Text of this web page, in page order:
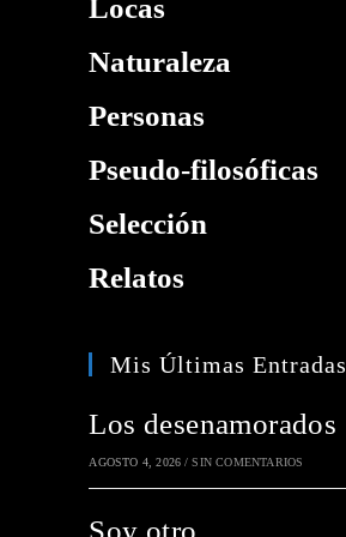
Locas
Naturaleza
Personas
Pseudo-filosóficas
Selección
Relatos
Mis Últimas Entradas
Los desenamorados
AGOSTO 4, 2026 / SIN COMENTARIOS
Soy otro